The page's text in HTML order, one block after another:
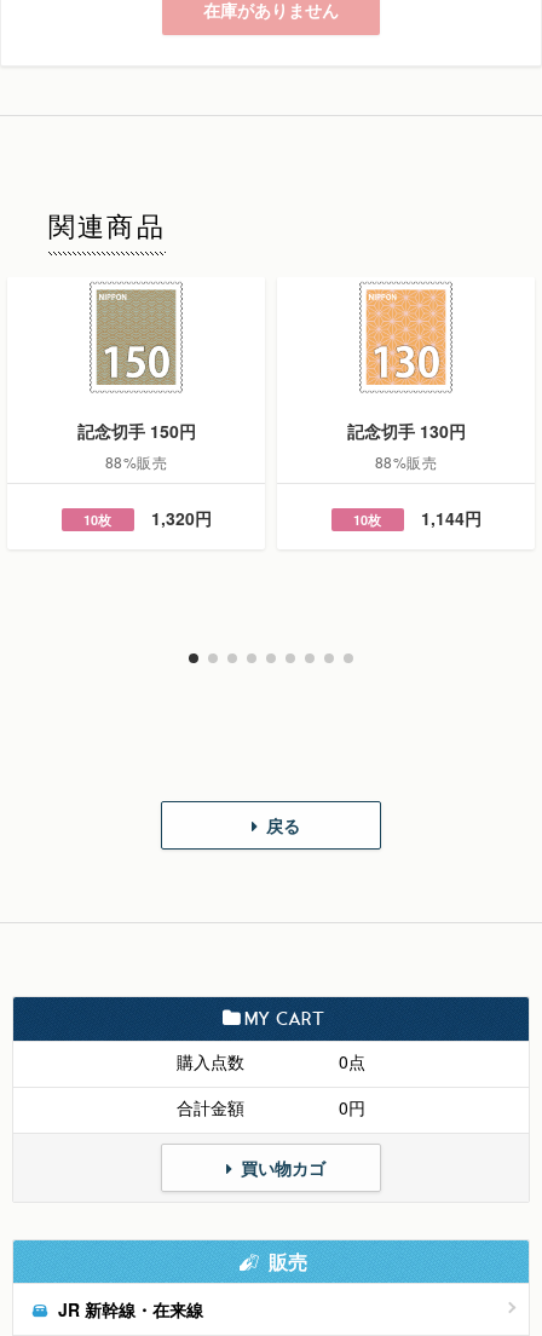
在庫がありません
関連商品
記念切手 150円
88%販売
10枚 1,320円
記念切手 130円
88%販売
10枚 1,144円
戻る
MY CART
購入点数
0点
合計金額
0円
買い物カゴ
販売
JR 新幹線・在来線